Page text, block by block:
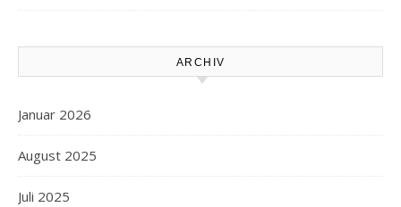
ARCHIV
Januar 2026
August 2025
Juli 2025